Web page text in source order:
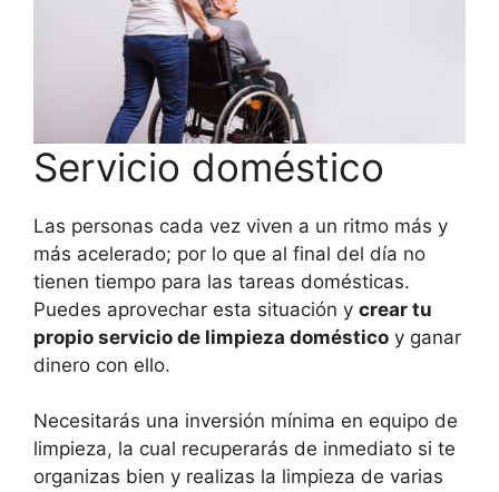
Servicio doméstico
Las personas cada vez viven a un ritmo más y
más acelerado; por lo que al final del día no
tienen tiempo para las tareas domésticas.
Puedes aprovechar esta situación y crear tu
propio servicio de limpieza doméstico y ganar
dinero con ello.
Necesitarás una inversión mínima en equipo de
limpieza, la cual recuperarás de inmediato si te
organizas bien y realizas la limpieza de varias